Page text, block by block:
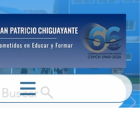
Buscar